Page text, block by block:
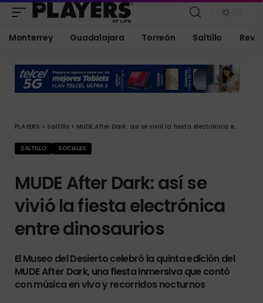
Monterrey Guadalajara Torreón Saltillo
PLAYERS > Saltillo > MUDE After Dark: así se vivió la fiesta electrónica entre dinosaurios
SALTILLO SOCIALES
MUDE After Dark: así se
vivió la fiesta electrónica
entre dinosaurios
El Museo del Desierto celebró la quinta edición del
MUDE After Dark, una fiesta inmersiva que contó
con música en vivo y recorridos nocturnos